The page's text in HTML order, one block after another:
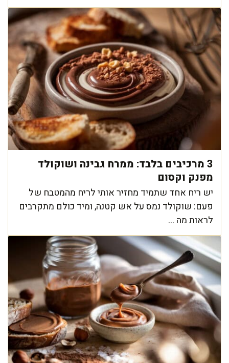
3 מרכיבים בלבד: ממרח גבינה ושוקולד
מפנק וקסום
יש ריח אחד שתמיד מחזיר אותי לריח מהמטבח של
פעם: שוקולד נמס על אש קטנה, ומיד כולם מתקרבים
לראות מה ...